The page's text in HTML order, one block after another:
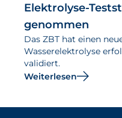
Elektrolyse-
genommen
Das ZBT hat einen
Wasserelektrolyse
validiert.
Weiterlesen